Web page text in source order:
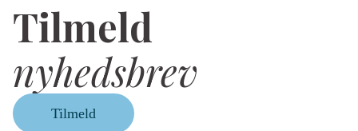
Tilmeld
nyhedsbrev
Tilmeld